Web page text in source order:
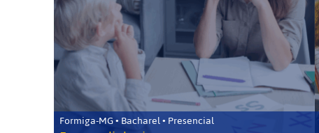
Formiga-MG • Bacharel • Presencial